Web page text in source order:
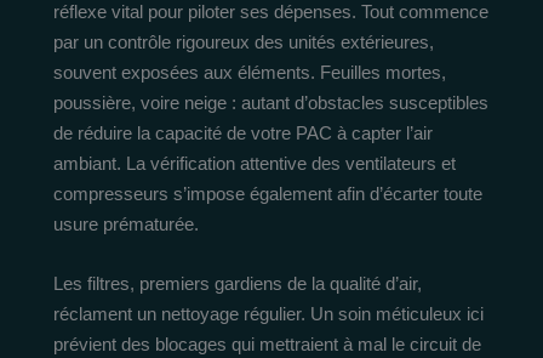
réflexe vital pour piloter ses dépenses. Tout commence
par un contrôle rigoureux des unités extérieures,
souvent exposées aux éléments. Feuilles mortes,
poussière, voire neige : autant d’obstacles susceptibles
de réduire la capacité de votre PAC à capter l’air
ambiant. La vérification attentive des ventilateurs et
compresseurs s’impose également afin d’écarter toute
usure prématurée.
Les filtres, premiers gardiens de la qualité d’air,
réclament un nettoyage régulier. Un soin méticuleux ici
prévient des blocages qui mettraient à mal le circuit de